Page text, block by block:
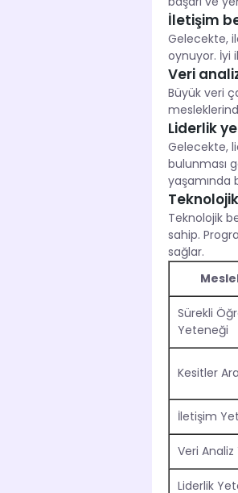
İletişim
Gelecekte,
oynuyor. İyi
Veri
Büyük veri
Liderlik
Gelecekte,
bulunması
yaşamında
Teknolojik
sahip.
sağlar.
Sürekli
Yeteneği
Kesitler
İletişim
Veri
Liderlik